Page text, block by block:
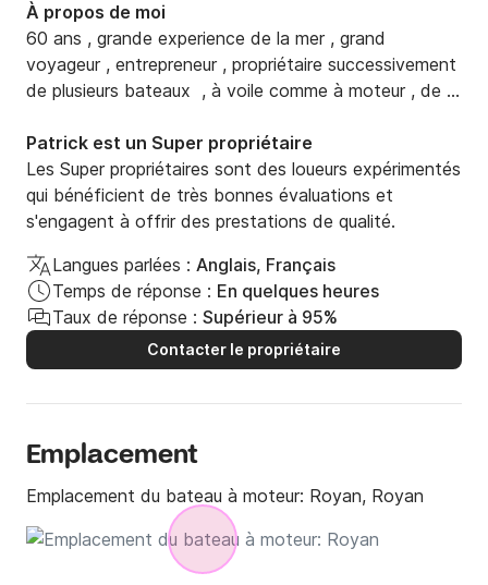
À propos de moi
60 ans , grande experience de la mer , grand
voyageur , entrepreneur , propriétaire successivement
de plusieurs bateaux  , à voile comme à moteur , de
le Cap Camarat WA 7.5 présenté est comme neuf ,
révisé , trés bien equipé ( sécurité en hauturier , VHF ,
Guindeau electrique ... ) et constitue pour moi le
meilleur compromis pour les vacances .
Patrick est un Super propriétaire
Les Super propriétaires sont des loueurs expérimentés
qui bénéficient de très bonnes évaluations et
s'engagent à offrir des prestations de qualité.
Langues parlées : Anglais, Français
Temps de réponse : En quelques heures
Taux de réponse : Supérieur à 95%
Contacter le propriétaire
Emplacement
Emplacement du bateau à moteur: Royan, Royan